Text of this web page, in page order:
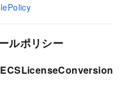
ルポリシー